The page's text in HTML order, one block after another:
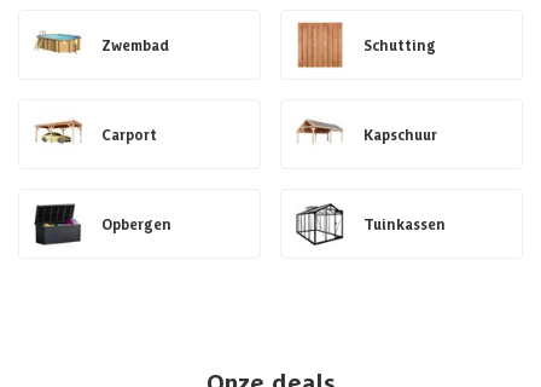
Zwembad Schutting
Carport Kapschuur
Opbergen Tuinkassen